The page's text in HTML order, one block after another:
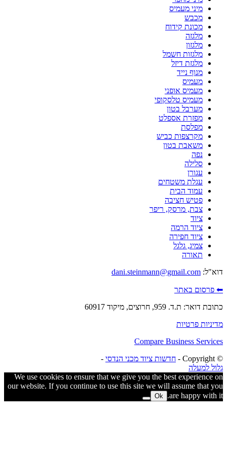
מיני מעמיס
מכבש
מכונת קידוח
מלגזה
מלגזון
מלגזות חשמל
מלגזת דיזל
מנוף נייד
מעמיס
מעמיס אופני
מעמיס טלסקופי
מערבל בטון
מפזרת אספלט
מפלסת
מקרצפות כביש
משאבת בטון
נפה
סלילה
עגורן
עגלת משטחים
עמוד הבית
פטיש חציבה
צבת, מרסק, ריפר
ציוד
ציוד הרמה
ציוד חפירה
צמיג, גלגל
תאורה
dani.steinmann@gmail.com
באתר
ת.ד. 959, חרוצים, מיקוד 60917
פרטיות
Compare Business
חדשות ציוד מכני הנדסי-
למעלה
We use cookies to ensure that we give you the best
our website. If you continue to use this site we will assume that
are happy
Ok